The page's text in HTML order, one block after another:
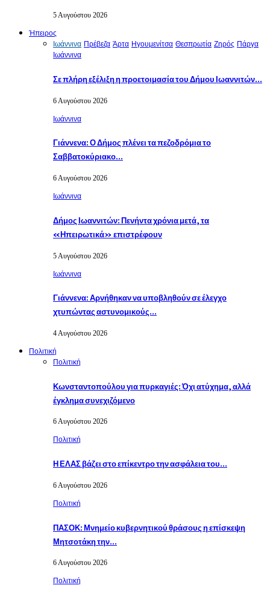
5 Αυγούστου 2026
Ήπειρος
Ιωάννινα Πρέβεζα Άρτα Ηγουμενίτσα Θεσπρωτία Ζηρός Πάργα
Ιωάννινα
Σε πλήρη εξέλιξη η προετοιμασία του Δήμου Ιωαννιτών…
6 Αυγούστου 2026
Ιωάννινα
Γιάννενα: Ο Δήμος πλένει τα πεζοδρόμια το
Σαββατοκύριακο…
6 Αυγούστου 2026
Ιωάννινα
Δήμος Ιωαννιτών: Πενήντα χρόνια μετά, τα
«Ηπειρωτικά» επιστρέφουν
5 Αυγούστου 2026
Ιωάννινα
Γιάννενα: Αρνήθηκαν να υποβληθούν σε έλεγχο
χτυπώντας αστυνομικούς…
4 Αυγούστου 2026
Πολιτική
Πολιτική
Κωνσταντοπούλου για πυρκαγιές: Όχι ατύχημα, αλλά
έγκλημα συνεχιζόμενο
6 Αυγούστου 2026
Πολιτική
Η ΕΛΑΣ βάζει στο επίκεντρο την ασφάλεια του…
6 Αυγούστου 2026
Πολιτική
ΠΑΣΟΚ: Μνημείο κυβερνητικού θράσους η επίσκεψη
Μητσοτάκη την…
6 Αυγούστου 2026
Πολιτική